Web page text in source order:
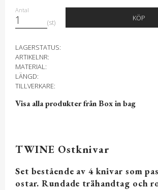
Antal
st
KÖP
LAGERSTATUS
ARTIKELNR
MATERIAL
LÄNGD
TILLVERKARE
Visa alla produkter från Box in bag
TWINE Ostknivar
Set bestående av 4 knivar som
ostar. Rundade trähandtag och